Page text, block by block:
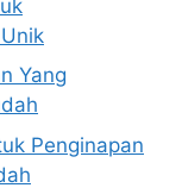
Yang
Penginapan